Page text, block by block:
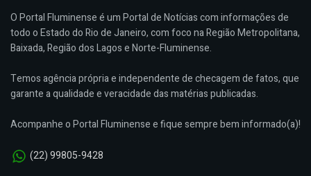
O Portal Fluminense é um Portal de Notícias com informações de
todo o Estado do Rio de Janeiro, com foco na Região Metropolitana,
Baixada, Região dos Lagos e Norte-Fluminense.
Temos agência própria e independente de checagem de fatos, que
garante a qualidade e veracidade das matérias publicadas.
Acompanhe o Portal Fluminense e fique sempre bem informado(a)!
(22) 99805-9428